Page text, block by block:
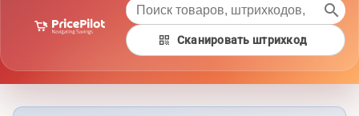
search
qr_code Сканировать штрихкод